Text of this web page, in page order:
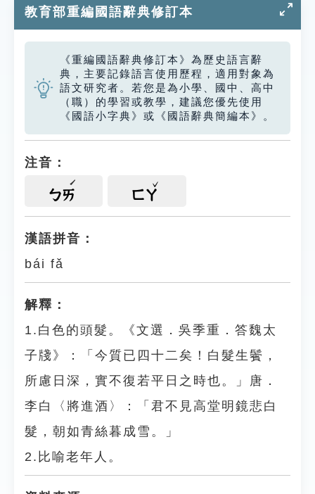
教育部重編國語辭典修訂本
《重編國語辭典修訂本》為歷史語言辭
典，主要記錄語言使用歷程，適用對象為
語文研究者。若您是為小學、國中、高中
（職）的學習或教學，建議您優先使用
《國語小字典》或《國語辭典簡編本》。
注音：
ㄅㄞ ㄈㄚ
漢語拼音：
bái fǎ
解釋：
1.白色的頭髮。《文選．吳季重．答魏太
子牋》：「今質已四十二矣！白髮生鬢，
所慮日深，實不復若平日之時也。」唐．
李白〈將進酒〉：「君不見高堂明鏡悲白
髮，朝如青絲暮成雪。」
2.比喻老年人。